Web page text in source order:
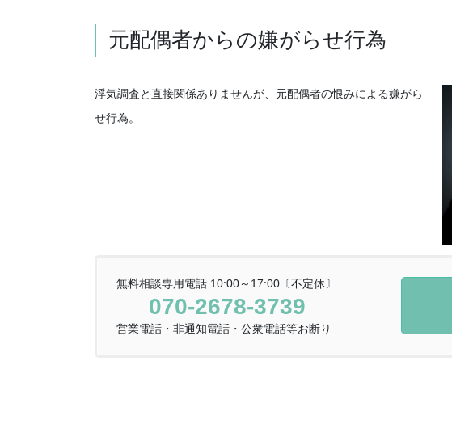
元配偶者からの嫌がらせ行為
浮気調査と直接関係ありませんが、元配偶者の恨みによる嫌がら
せ行為。
無料相談専用電話 10:00～17:00〔不定休〕
070-2678-3739
営業電話・非通知電話・公衆電話等お断り